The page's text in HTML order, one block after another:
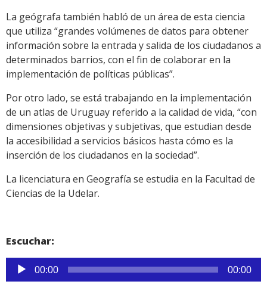
La geógrafa también habló de un área de esta ciencia
que utiliza “grandes volúmenes de datos para obtener
información sobre la entrada y salida de los ciudadanos a
determinados barrios, con el fin de colaborar en la
implementación de políticas públicas”.
Por otro lado, se está trabajando en la implementación
de un atlas de Uruguay referido a la calidad de vida, “con
dimensiones objetivas y subjetivas, que estudian desde
la accesibilidad a servicios básicos hasta cómo es la
inserción de los ciudadanos en la sociedad”.
La licenciatura en Geografía se estudia en la Facultad de
Ciencias de la Udelar.
Escuchar:
Reproductor
de
00:00 00:00